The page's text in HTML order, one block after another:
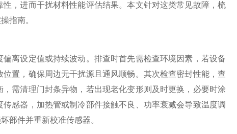
，进而干扰材料性能评估结果。本文针对这类常见故障，梳
指南。
设定值或持续波动。排查时首先需检查环境因素，若设备
置，确保周边无干扰源且通风顺畅。其次检查密封性能，查
需清理门封条异物，若出现老化变形则及时更换，必要时涂
感器，加热管或制冷部件接触不良、功率衰减会导致温度调
部件并重新校准传感器。